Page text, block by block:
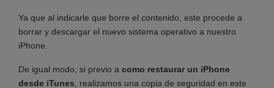
Ya que al indicarle que borre el contenido, este procede a
borrar y descargar el nuevo sistema operativo a nuestro
iPhone.
De igual modo, si previo a como restaurar un iPhone
desde iTunes , realizamos una copia de seguridad en este